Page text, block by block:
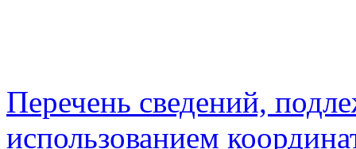
Перечень сведений,
использованием